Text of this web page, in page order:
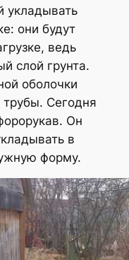
укладывать
они будут
ведь
слой грунта.
оболочки
трубы. Сегодня
Он
в
форму.